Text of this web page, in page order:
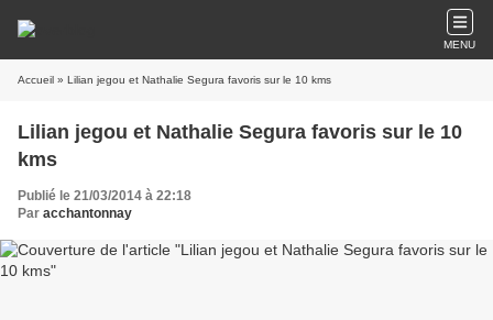
MENU
Accueil » Lilian jegou et Nathalie Segura favoris sur le 10 kms
Lilian jegou et Nathalie Segura favoris sur le 10
kms
Publié le 21/03/2014 à 22:18
Par acchantonnay